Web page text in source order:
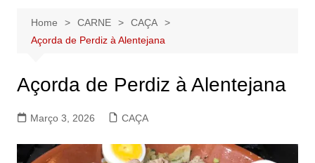
Home CARNE
CAÇA
Açorda de Perdiz à Alentejana
Açorda de Perdiz à Alentejana
Março 3, 2026 CAÇA